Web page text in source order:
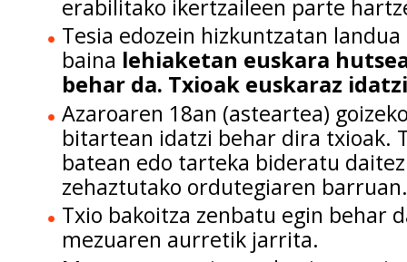
erabilitako ikertzaileen parte
Tesia edozein hizkuntzatan
baina lehiaketan euskara
behar da. Txioak euskaraz
Azaroaren 18an (asteartea)
bitartean idatzi behar dira txioak.
batean edo tarteka bideratu
zehaztutako ordutegiaren barruan.
Txio bakoitza zenbatu egin behar
mezuaren aurretik jarrita.